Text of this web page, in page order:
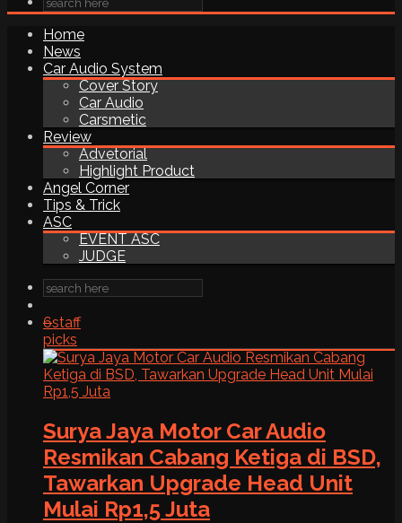
Home
News
Car Audio System
Cover Story
Car Audio
Carsmetic
Review
Advetorial
Highlight Product
Angel Corner
Tips & Trick
ASC
EVENT ASC
JUDGE
6staff
picks
Surya Jaya Motor Car Audio
Resmikan Cabang Ketiga di BSD,
Tawarkan Upgrade Head Unit
Mulai Rp1,5 Juta